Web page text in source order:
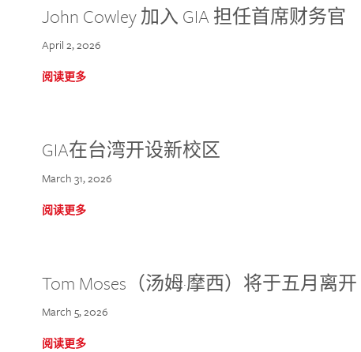
John Cowley 加入 GIA 担任首席财务官
April 2, 2026
阅读更多
GIA在台湾开设新校区
March 31, 2026
阅读更多
Tom Moses（汤姆·摩西）将于五月离开
March 5, 2026
阅读更多